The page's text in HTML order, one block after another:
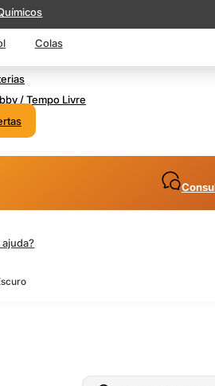
Colas
/ Tempo Livre
Products